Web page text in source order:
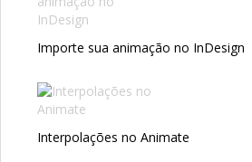
Importe sua animação no InDesign
Interpolações no Animate